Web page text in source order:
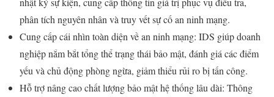
phân tích nguyên nhân và truy vết sự cố an ninh mạng.
Cung cấp cái nhìn toàn diện về an ninh mạng: IDS giúp doanh
nghiệp nắm bắt tổng thể trạng thái bảo mật, đánh giá các điểm
yếu và chủ động phòng ngừa, giảm thiểu rủi ro bị tấn công.
Hỗ trợ nâng cao chất lượng bảo mật hệ thống lâu dài: Thông